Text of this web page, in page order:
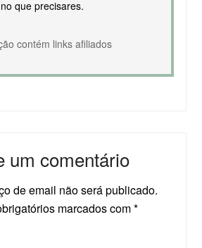
que precisares.
contém links afiliados
um comentário
de email não será publicado.
marcados com*